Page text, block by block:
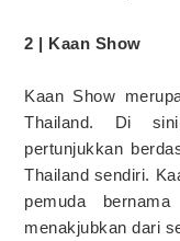
2 | Kaan Show
Kaan Show
Thailand. Di
pertunjukkan
Thailand sendiri.
pemuda
menakjubkan dari